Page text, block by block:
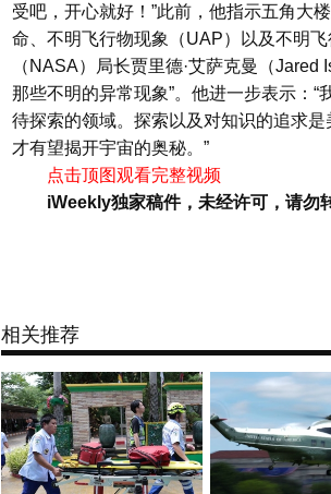
受吧，开心就好！”此前，他指示五角大
命、不明飞行物现象（UAP）以及不明
（NASA）局长贾里德·艾萨克曼（
那些不明的异常现象”。他进一步表示：
待探索的领域。探索以及对知识的追求
才有望揭开宇宙的奥秘。”
点击顶图观看完整视频
iWeekly独家稿件，未经许可，请勿
相关推荐